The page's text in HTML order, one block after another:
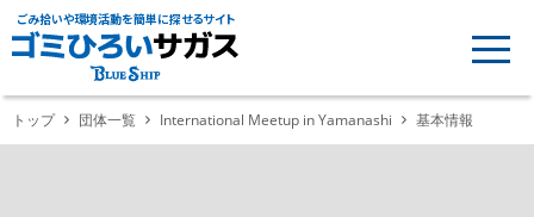
ごみ拾いや環境活動を簡単に探せるサイト
トップ 団体一覧 International Meetup in Yamanashi 基本情報